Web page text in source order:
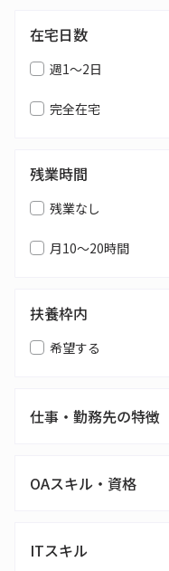
在宅日数
週1～2日
完全在宅
残業時間
残業なし
月10～20時間
扶養枠内
希望する
仕事・勤務先の特徴
OAスキル・資格
ITスキル